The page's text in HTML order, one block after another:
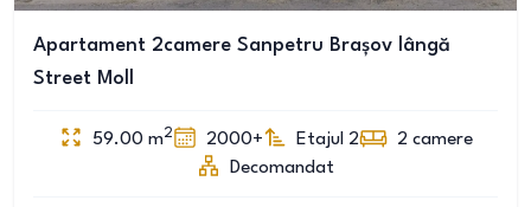
Apartament 2camere Sanpetru Brașov lângă
Street Moll
59.00 m2 2000+ Etajul 2 2 camere
Decomandat